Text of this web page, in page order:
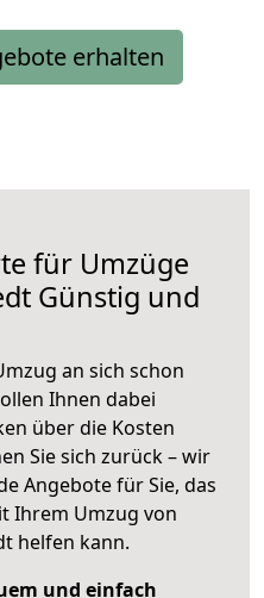
erhalten
für Umzüge
Günstig und
an sich schon
Ihnen dabei
über die Kosten
Sie sich zurück – wir
Angebote für Sie, das
Ihrem Umzug von
helfen kann.
und einfach